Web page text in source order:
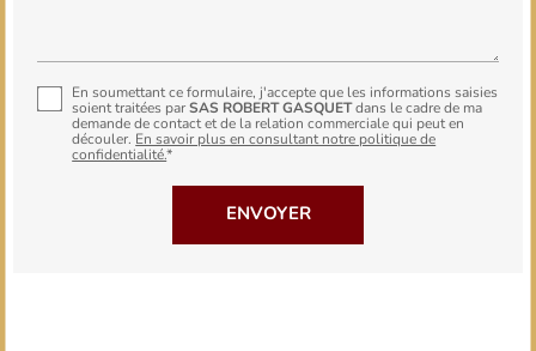
En soumettant ce formulaire, j'accepte que les informations saisies
soient traitées parSAS ROBERT GASQUET
dans le cadre de ma
demande de contact et de la relation commerciale qui peut en
découler. En savoir plus en consultant notre politique de
confidentialité.*